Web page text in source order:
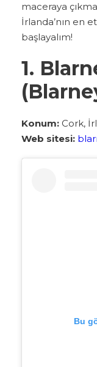
maceraya
İrlanda’nın en
başlayalım!
1.
Konum: Cork,
Web sitesi:
Bu